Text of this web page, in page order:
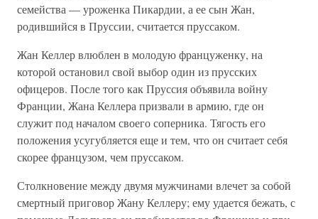
семейства — уроженка Пикардии, а ее сын Жан,
родившийся в Пруссии, считается пруссаком.
Жан Келлер влюблен в молодую француженку, на
которой остановил свой выбор один из прусских
офицеров. После того как Пруссия объявила войну
Франции, Жана Келлера призвали в армию, где он
служит под началом своего соперника. Тягость его
положения усугубляется еще и тем, что он считает себя
скорее французом, чем пруссаком.
Столкновение между двумя мужчинами влечет за собой
смертный приговор Жану Келлеру; ему удается бежать, с